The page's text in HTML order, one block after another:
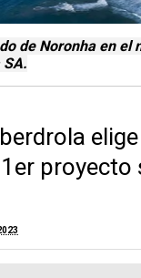
de Noronha en el
proyecto